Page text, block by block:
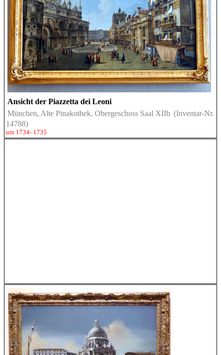
Ansicht der Piazzetta dei Leoni
München, Alte Pinakothek, Obergeschoss Saal XIIb (Inventar-Nr.
14788)
um 1734–1735